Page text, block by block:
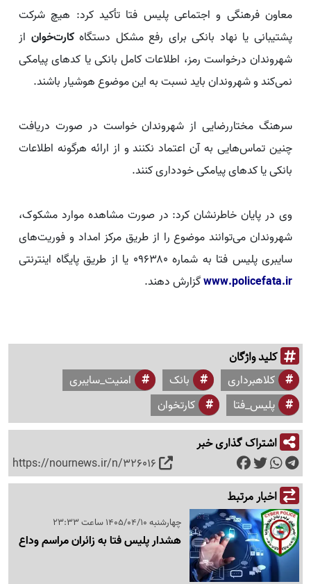
معاون فرهنگی و اجتماعی پلیس فتا تأکید کرد: هیچ شرکت
پشتیبانی یا نهاد بانکی برای رفع مشکل دستگاهکارت‌خوان از
شهروندان درخواست رمز، اطلاعات کامل بانکی یا کدهای پیامکی
نمی‌کند و شهروندان باید نسبت به این موضوع هوشیار باشند.
سرهنگ مختاررضایی از شهروندان خواست در صورت دریافت
چنین تماس‌هایی به آن اعتماد نکنند و از ارائه هرگونه اطلاعات
بانکی یا کدهای پیامکی خودداری کنند.
وی در پایان خاطرنشان کرد: در صورت مشاهده موارد مشکوک،
شهروندان می‌توانند موضوع را از طریق مرکز امداد و فوریت‌های
سایبری پلیس فتا به شماره ۰۹۶۳۸۰ یا از طریق پایگاه اینترنتی
www.policefata.irگزارش دهند.
کلید واژگان
کلاهبرداری بانک
امنیت_سایبری
پلیس_فتا
کارتخوان
اشتراک گذاری خبر
https://nournews.ir/n/326016
اخبار مرتبط
چهارشنبه 1405/04/10 ساعت 23:33
هشدار پلیس فتا به زائران مراسم وداع